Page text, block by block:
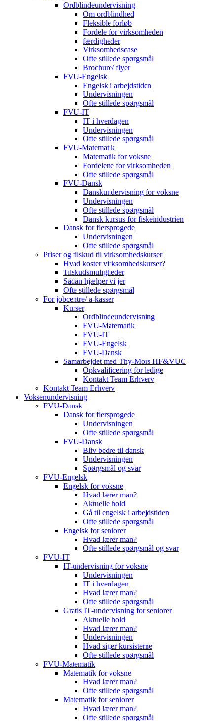
Ordblindeundervisning
Om ordblindhed
Fleksible forløb
Fordele for virksomheden
færdigheder
Virksomhedscase
Ofte stillede spørgsmål
Brochure/ flyer
FVU-Engelsk
Engelsk i arbejdstiden
Undervisningen
Ofte stillede spørgsmål
FVU-IT
IT i hverdagen
Undervisningen
Ofte stillede spørgsmål
FVU-Matematik
Matematik for voksne
Fordelene for virksomheden
Ofte stillede spørgsmål
FVU-Dansk
Danskundervisning for voksne
Undervisningen
Ofte stillede spørgsmål
Dansk kursus for fiskeindustrien
Dansk for flersprogede
Undervisningen
Ofte stillede spørgsmål
Priser og tilskud til virksomhedskurser
Hvad koster virksomhedskurser?
Tilskudsmuligheder
Sådan hjælper vi jer
Ofte stillede spørgsmål
For jobcentre/ a-kasser
Kurser
Ordblindeundervisning
FVU-Matematik
FVU-IT
FVU-Engelsk
FVU-Dansk
Samarbejdet med Thy-Mors HF&VUC
Opkvalificering for ledige
Kontakt Team Erhverv
Kontakt Team Erhverv
Voksenundervisning
FVU-Dansk
Dansk for flersprogede
Undervisningen
Ofte stillede spørgsmål
FVU-Dansk
Bliv bedre til dansk
Undervisningen
Spørgsmål og svar
FVU-Engelsk
Engelsk for voksne
Hvad lærer man?
Aktuelle hold
Gå til engelsk i arbejdstiden
Ofte stillede spørgsmål
Engelsk for seniorer
Hvad lærer man?
Ofte stillede spørgsmål og svar
FVU-IT
IT-undervisning for voksne
Undervisningen
IT i hverdagen
Hvad lærer man?
Ofte stillede spørgsmål
Gratis IT‑undervisning for seniorer
Aktuelle hold
Hvad lærer man?
Undervisningen
Hvad siger kursisterne
Ofte stillede spørgsmål
FVU-Matematik
Matematik for voksne
Hvad lærer man?
Ofte stillede spørgsmål
Matematik for seniorer
Hvad lærer man?
Ofte stillede spørgsmål